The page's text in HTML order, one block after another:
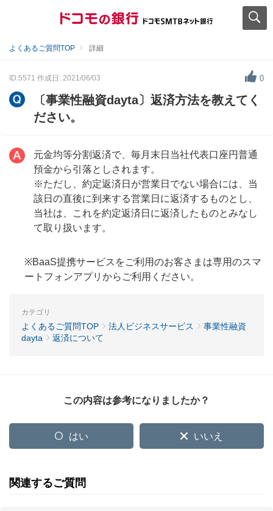
よくあるご質問TOP 詳細
ID:5571 作成日: 2021/06/03 0
〔事業性融資dayta〕返済方法を教えてく
ださい。
元金均等分割返済で、毎月末日当社代表口座円普通
預金から引落としされます。
※ただし、約定返済日が営業日でない場合には、当
該日の直後に到来する営業日に返済するものとし、
当社は、これを約定返済日に返済したものとみなし
て取り扱います。
※BaaS提携サービスをご利用のお客さまは専用のスマ
ートフォンアプリからご利用ください。
カテゴリ
よくあるご質問TOP 法人ビジネスサービス
事業性融資
dayta
返済について
この内容は参考になりましたか？
はい いいえ
関連するご質問